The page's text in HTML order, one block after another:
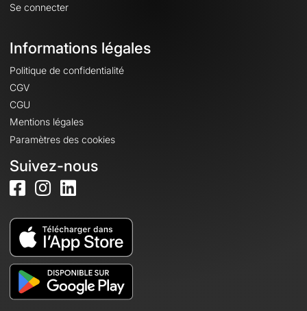
Se connecter
Informations légales
Politique de confidentialité
CGV
CGU
Mentions légales
Paramètres des cookies
Suivez-nous